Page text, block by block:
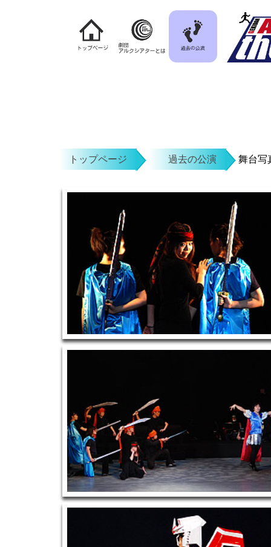
トップページ 過去の公演 舞台写